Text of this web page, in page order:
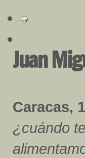
Juan
Caracas,
¿cuándo